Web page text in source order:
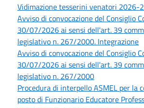
Vidimazione tesserini venatori 2026-
Avviso di convocazione del Consiglio
30/07/2026 ai sensi dell'art. 39
legislativo n. 267/2000. Integrazione
Avviso di convocazione del Consiglio
30/07/2026 ai sensi dell'art. 39
legislativo n. 267/2000
Procedura di interpello ASMEL per la
posto di Funzionario Educatore